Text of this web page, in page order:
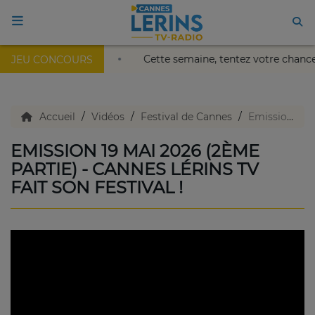
JEU CONCOURS
Nikaïa de Nice ! Cette semaine, tentez votre
TV en direct
Replay TV
Accueil Vidéos Festival de Cannes Emission 19 mai 2026 (2ème partie) - Cannes Lérins TV fait son festival !
EMISSION 19 MAI 2026 (2ÈME
PARTIE) - CANNES LÉRINS TV
FAIT SON FESTIVAL !